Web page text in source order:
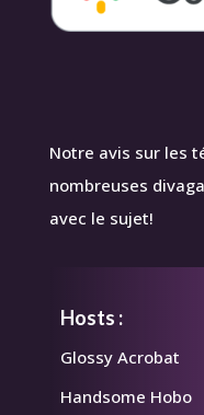
Notre avis sur les
nombreuses
avec le sujet!
Hosts :
Glossy Acrobat
Handsome Hobo